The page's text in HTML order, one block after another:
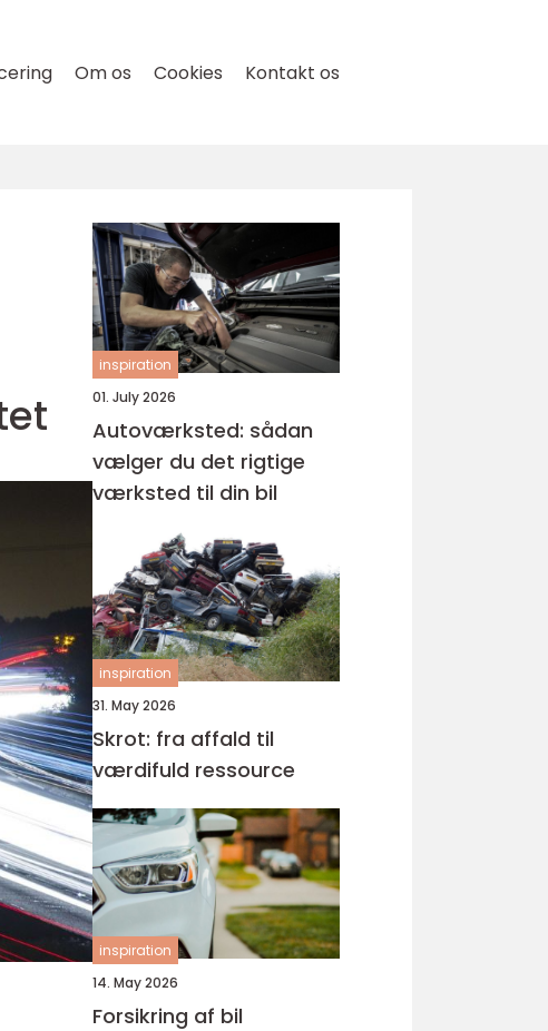
Om os Cookies Kontakt os
inspiration
01. July 2026
Autoværksted: sådan
vælger du det rigtige
værksted til din bil
inspiration
31. May 2026
Skrot: fra affald til
værdifuld ressource
inspiration
14. May 2026
Forsikring af bil